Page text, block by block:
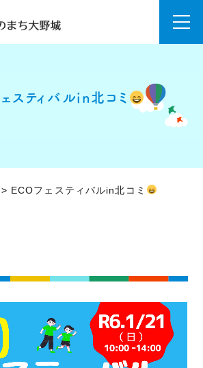
スティバルin北コミ
> ECOフェスティバルin北コミ